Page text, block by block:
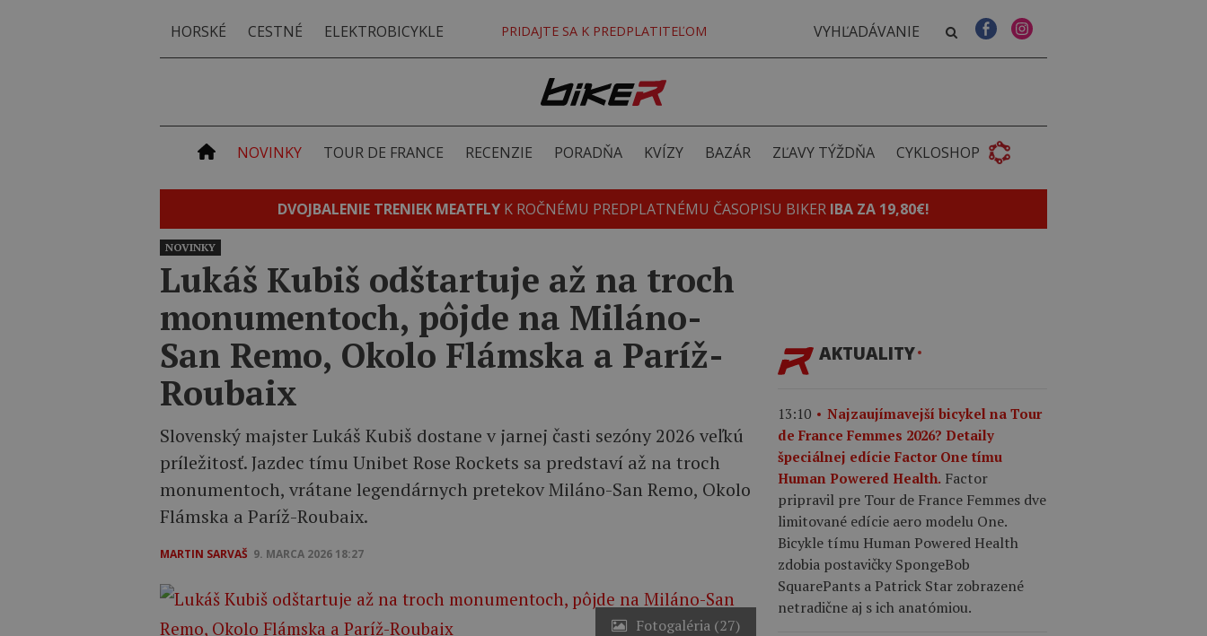
HORSKÉ CESTNÉ ELEKTROBICYKLE PRIDAJTE SA K PREDPLATITEĽOM
NOVINKY TOUR DE FRANCE RECENZIE PORADŇA KVÍZY BAZÁR ZĽAVY TÝŽDŇA CYKLOSHOP
DVOJBALENIE TRENIEK MEATFLY K ROČNÉMU PREDPLATNÉMU ČASOPISU BIKER IBA ZA 19,80€!
NOVINKY
Lukáš Kubiš odštartuje až na troch
monumentoch, pôjde na Miláno-
San Remo, Okolo Flámska a Paríž-
Roubaix
Slovenský majster Lukáš Kubiš dostane v jarnej časti sezóny 2026 veľkú
príležitosť. Jazdec tímu Unibet Rose Rockets sa predstaví až na troch
monumentoch, vrátane legendárnych pretekov Miláno-San Remo, Okolo
Flámska a Paríž-Roubaix.
MARTIN SARVAŠ 9. MARCA 2026 18:27
Fotogaléria (27)
AKTUALITY
13:10
Najzaujímavejší bicykel na Tour
de France Femmes 2026? Detaily
špeciálnej edície Factor One tímu
Human Powered Health. Factor
pripravil pre Tour de France Femmes dve
limitované edície aero modelu One.
Bicykle tímu Human Powered Health
zdobia postavičky SpongeBob
SquarePants a Patrick Star zobrazené
netradične aj s ich anatómiou.